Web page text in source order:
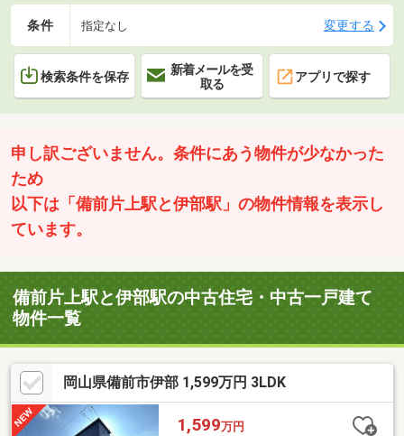
条件 指定なし 変更する
検索条件を保存
新着メールを受
取る
アプリで探す
申し訳ございません。条件にあう物件が少なかった
ため
以下は「備前片上駅と伊部駅」の物件情報を表示し
ています。
備前片上駅と伊部駅の中古住宅・中古一戸建て
物件一覧
岡山県備前市伊部 1,599万円 3LDK
1,599万円